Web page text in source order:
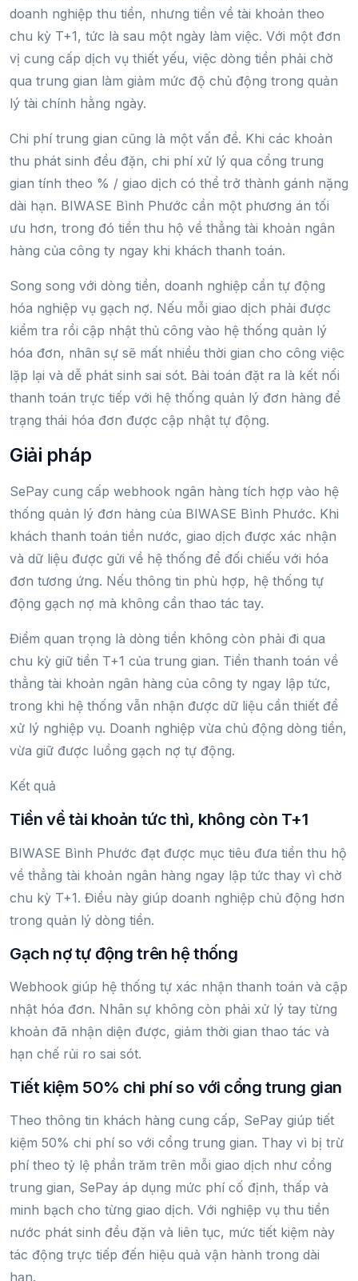
doanh nghiệp thu tiền, nhưng tiền về tài khoản theo
chu kỳ T+1, tức là sau một ngày làm việc. Với một đơn
vị cung cấp dịch vụ thiết yếu, việc dòng tiền phải chờ
qua trung gian làm giảm mức độ chủ động trong quản
lý tài chính hằng ngày.
Chi phí trung gian cũng là một vấn đề. Khi các khoản
thu phát sinh đều đặn, chi phí xử lý qua cổng trung
gian tính theo % / giao dịch có thể trở thành gánh nặng
dài hạn. BIWASE Bình Phước cần một phương án tối
ưu hơn, trong đó tiền thu hộ về thẳng tài khoản ngân
hàng của công ty ngay khi khách thanh toán.
Song song với dòng tiền, doanh nghiệp cần tự động
hóa nghiệp vụ gạch nợ. Nếu mỗi giao dịch phải được
kiểm tra rồi cập nhật thủ công vào hệ thống quản lý
hóa đơn, nhân sự sẽ mất nhiều thời gian cho công việc
lặp lại và dễ phát sinh sai sót. Bài toán đặt ra là kết nối
thanh toán trực tiếp với hệ thống quản lý đơn hàng để
trạng thái hóa đơn được cập nhật tự động.
Giải pháp
SePay cung cấp webhook ngân hàng tích hợp vào hệ
thống quản lý đơn hàng của BIWASE Bình Phước. Khi
khách thanh toán tiền nước, giao dịch được xác nhận
và dữ liệu được gửi về hệ thống để đối chiếu với hóa
đơn tương ứng. Nếu thông tin phù hợp, hệ thống tự
động gạch nợ mà không cần thao tác tay.
Điểm quan trọng là dòng tiền không còn phải đi qua
chu kỳ giữ tiền T+1 của trung gian. Tiền thanh toán về
thẳng tài khoản ngân hàng của công ty ngay lập tức,
trong khi hệ thống vẫn nhận được dữ liệu cần thiết để
xử lý nghiệp vụ. Doanh nghiệp vừa chủ động dòng tiền,
vừa giữ được luồng gạch nợ tự động.
Kết quả
Tiền về tài khoản tức thì, không còn T+1
BIWASE Bình Phước đạt được mục tiêu đưa tiền thu hộ
về thẳng tài khoản ngân hàng ngay lập tức thay vì chờ
chu kỳ T+1. Điều này giúp doanh nghiệp chủ động hơn
trong quản lý dòng tiền.
Gạch nợ tự động trên hệ thống
Webhook giúp hệ thống tự xác nhận thanh toán và cập
nhật hóa đơn. Nhân sự không còn phải xử lý tay từng
khoản đã nhận diện được, giảm thời gian thao tác và
hạn chế rủi ro sai sót.
Tiết kiệm 50% chi phí so với cổng trung gian
Theo thông tin khách hàng cung cấp, SePay giúp tiết
kiệm 50% chi phí so với cổng trung gian. Thay vì bị trừ
phí theo tỷ lệ phần trăm trên mỗi giao dịch như cổng
trung gian, SePay áp dụng mức phí cố định, thấp và
minh bạch cho từng giao dịch. Với nghiệp vụ thu tiền
nước phát sinh đều đặn và liên tục, mức tiết kiệm này
tác động trực tiếp đến hiệu quả vận hành trong dài
hạn.